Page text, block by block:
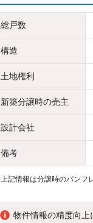
総戸数
構造
土地権利
新築分譲時の売主
設計会社
備考
上記情報は分譲時のパンフ
物件情報の精度向